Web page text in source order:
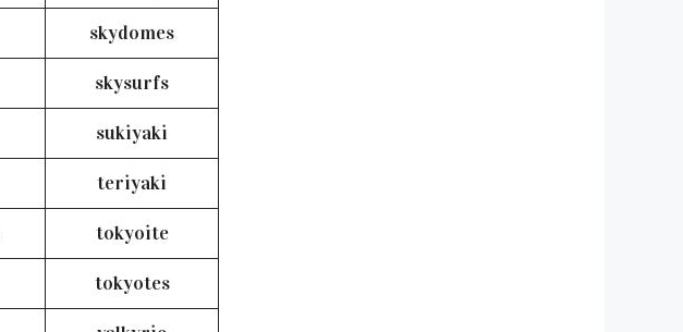
skydomes
skysurfs
sukiyaki
teriyaki
tokyoite
tokyotes